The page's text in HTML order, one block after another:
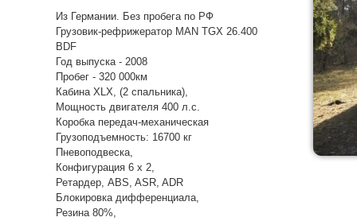
Из Германии. Без пробега по РФ
Грузовик-рефрижератор MAN TGX 26.400
BDF
Год выпуска - 2008
Пробег - 320 000км
Кабина XLX, (2 спальника),
Мощность двигателя 400 л.с.
Коробка передач-механическая
Грузоподъемность: 16700 кг
Пневоподвеска,
Конфигурация 6 x 2,
Ретардер, ABS, ASR, ADR
Блокировка дифференциала,
Резина 80%,